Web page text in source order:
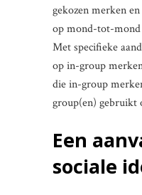
gekozen merken
op mond-tot-mond
Met specifieke
op in-group
die in-group
group(en) gebruikt
Een
sociale